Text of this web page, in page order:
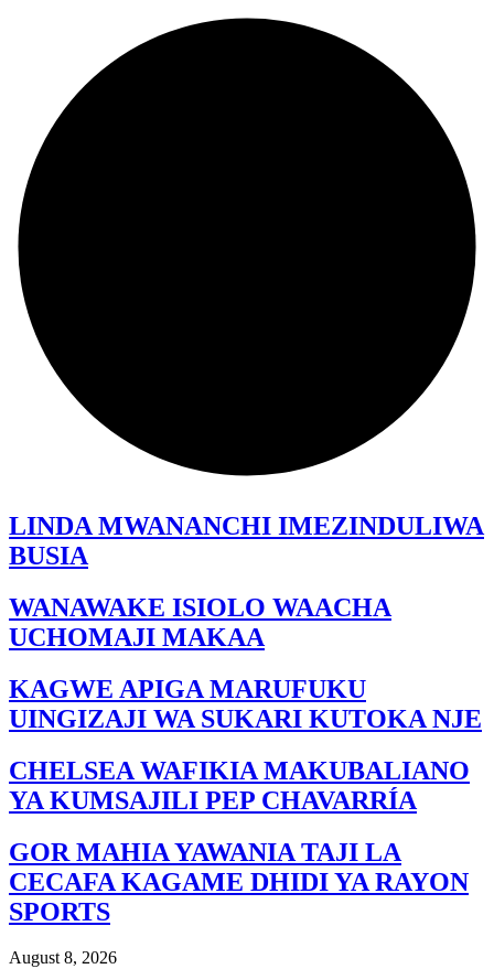
LINDA MWANANCHI IMEZINDULIWA
BUSIA
WANAWAKE ISIOLO WAACHA
UCHOMAJI MAKAA
KAGWE APIGA MARUFUKU
UINGIZAJI WA SUKARI KUTOKA NJE
CHELSEA WAFIKIA MAKUBALIANO
YA KUMSAJILI PEP CHAVARRÍA
GOR MAHIA YAWANIA TAJI LA
CECAFA KAGAME DHIDI YA RAYON
SPORTS
August 8, 2026